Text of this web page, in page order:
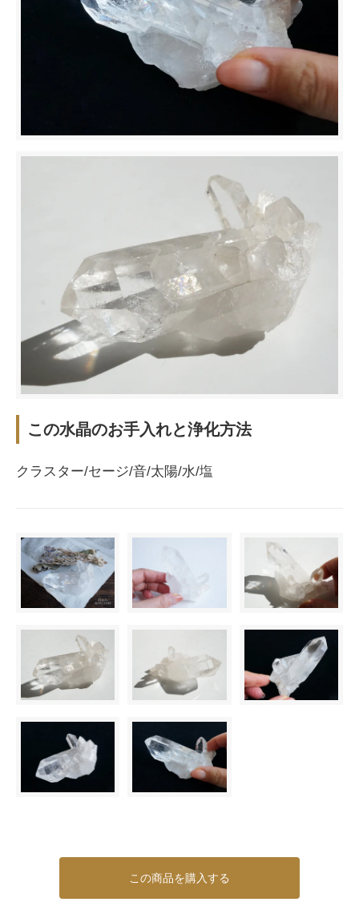
この水晶のお手入れと浄化方法
クラスター/セージ/音/太陽/水/塩
この商品を購入する